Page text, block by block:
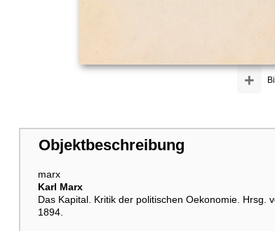
+
Objektbeschreibung
marx
Karl Marx
Das Kapital. Kritik der politischen Oekonomie. Hrsg.
1894.